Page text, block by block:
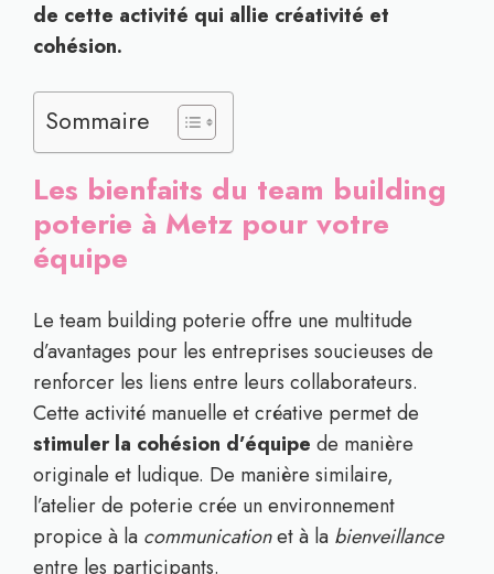
de cette activité qui allie créativité et
cohésion.
Sommaire
Les bienfaits du team building
poterie à Metz pour votre
équipe
Le team building poterie offre une multitude
d’avantages pour les entreprises soucieuses de
renforcer les liens entre leurs collaborateurs.
Cette activité manuelle et créative permet de
stimuler la cohésion d’équipe de manière
originale et ludique. De manière similaire,
l’atelier de poterie crée un environnement
propice à la communicationet à la bienveillance
entre les participants.